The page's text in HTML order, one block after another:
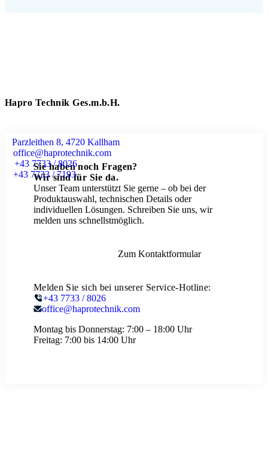
Hapro Technik Ges.m.b.H.
Parzleithen 8, 4720 Kallham
office@haprotechnik.com
+43 7733 / 8026
+43 7733 / 7193
Sie haben noch Fragen?
Wir sind für Sie da.
Unser Team unterstützt Sie gerne – ob bei der
Produktauswahl, technischen Details oder
individuellen Lösungen. Schreiben Sie uns, wir
melden uns schnellstmöglich.
Zum Kontaktformular
Melden Sie sich bei unserer Service-Hotline:
+43 7733 / 8026
office@haprotechnik.com
Montag bis Donnerstag: 7:00 – 18:00 Uhr
Freitag: 7:00 bis 14:00 Uhr